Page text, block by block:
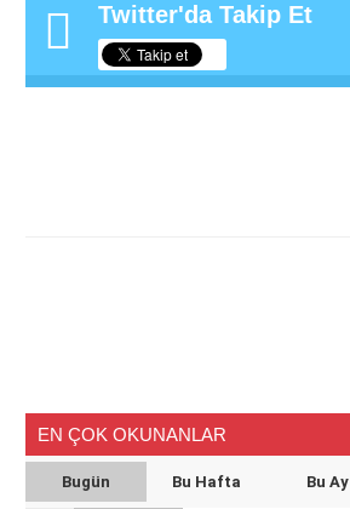
Twitter'da Takip Et
EN ÇOK OKUNANLAR
Bugün Bu Hafta Bu Ay